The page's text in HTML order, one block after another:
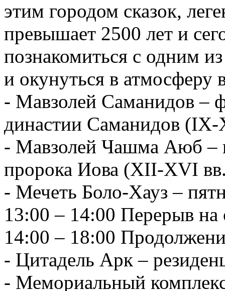
этим городом сказок,
превышает 2500 лет и
познакомиться с одним
и окунуться в атмосферу
- Мавзолей Саманидов –
династии Саманидов (IX-
- Мавзолей Чашма Аюб –
пророка Иова (XII-XVI
- Мечеть Боло-Хауз –
13:00 – 14:00 Перерыв на
14:00 – 18:00
- Цитадель Арк –
- Мемориальный